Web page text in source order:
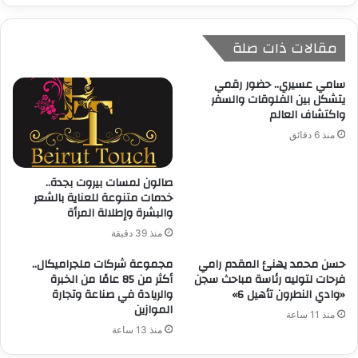
مقالات ذات صلة
سامي عسيري.. حضور رقمي
يتشكل بين الفلوقات والسفر
واكتشاف العالم
منذ 6 دقائق
صالون لمسات بيروت بجدة..
خدمات متنوعة للعناية بالشعر
والبشرة وإطلالة المرأة
منذ 39 دقيقة
حسن محمد يهنئ المقدم رامي
فرحات لتوليه رئاسة مباحث سجن
«وادي النطرون تأهيل 6»
منذ 11 ساعة
مجموعة شركات ملجراميكال..
أكثر من 85 عامًا من الخبرة
والريادة في صناعة وتجارة
الموازين
منذ 13 ساعة